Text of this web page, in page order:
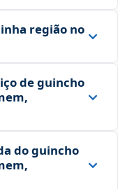
região no
de guincho
do guincho